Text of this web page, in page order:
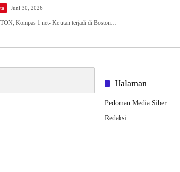
Juni 30, 2026
Kompas 1 net- Kejutan terjadi di Boston…
Halaman
Pedoman Media Siber
Redaksi